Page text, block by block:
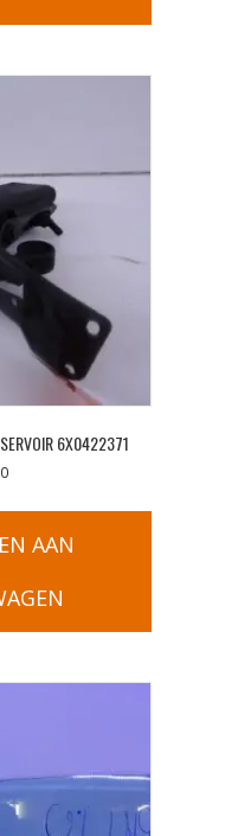
6X0422371
AAN